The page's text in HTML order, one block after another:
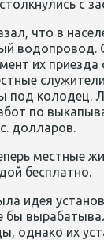
с
что в
водопровод.
их приезда
под колодец.
по
долларов.
местные
бесплатно.
идея
бы
однако их